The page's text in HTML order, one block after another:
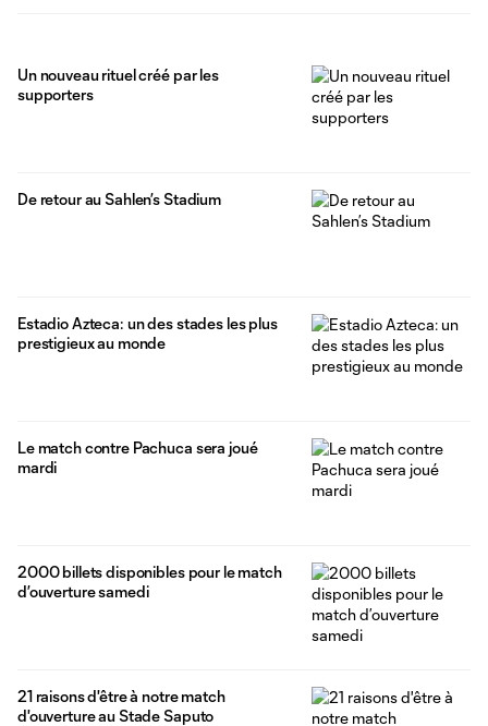
Un nouveau rituel créé par les
supporters
De retour au Sahlen’s Stadium
Estadio Azteca: un des stades les plus
prestigieux au monde
Le match contre Pachuca sera joué
mardi
2000 billets disponibles pour le match
d’ouverture samedi
21 raisons d'être à notre match
d'ouverture au Stade Saputo